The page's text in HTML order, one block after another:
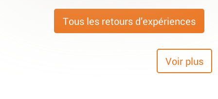
Tous les retours d’expériences
Voir plus